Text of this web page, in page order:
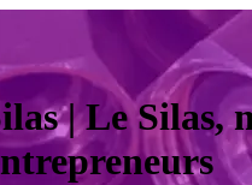
| Le Silas,